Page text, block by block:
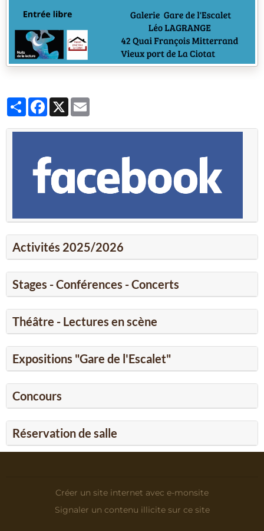
PartagerFacebook
X
Activités 2025/2026
Stages - Conférences - Concerts
Théâtre - Lectures en scène
Expositions "Gare de l'Escalet"
Concours
Réservation de salle
Créer un site internet avec e-monsite
Signaler un contenu illicite sur ce site